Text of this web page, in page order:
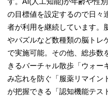
の目標値を設定するので日々
者が利用を継続しています。
やパズルなど数種類の脳トレ
で実施可能。その他、総歩数
きるバーチャル散歩「ウォー
み忘れを防ぐ「服薬リマイン
が把握できる「認知機能テス